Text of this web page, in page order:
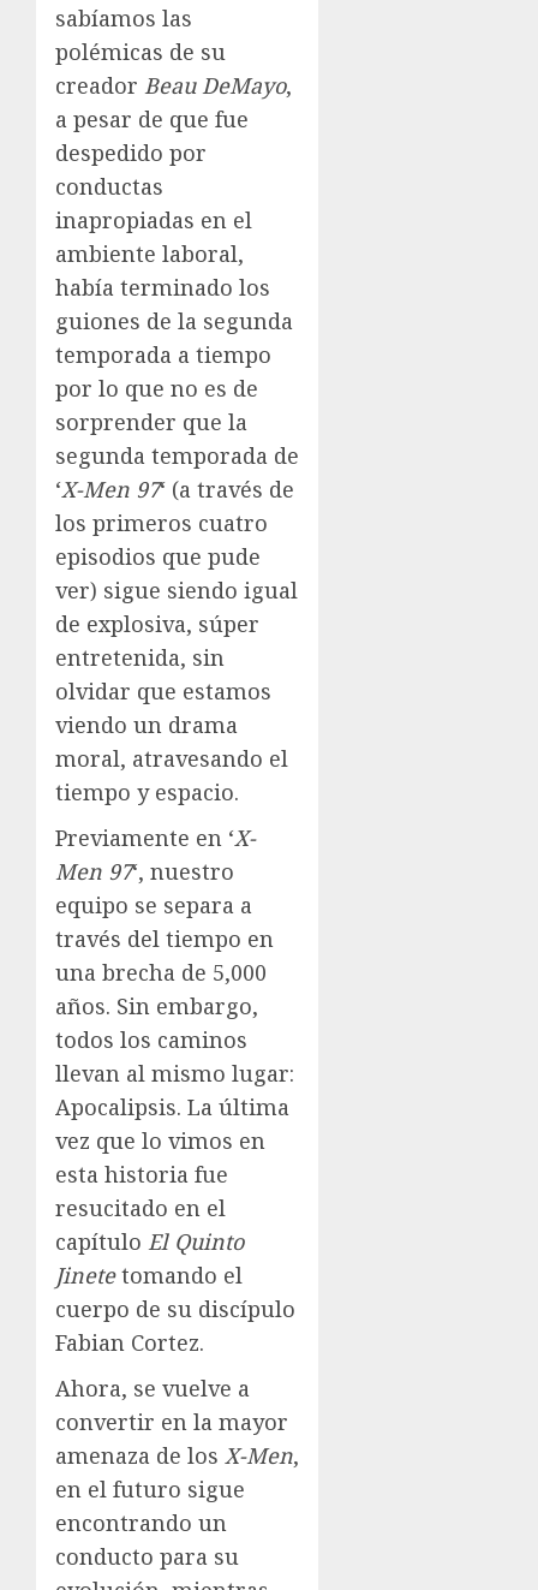
sabíamos las
polémicas de su
creador Beau DeMayo,
a pesar de que fue
despedido por
conductas
inapropiadas en el
ambiente laboral,
había terminado los
guiones de la segunda
temporada a tiempo
por lo que no es de
sorprender que la
segunda temporada de
‘X-Men 97‘ (a través de
los primeros cuatro
episodios que pude
ver) sigue siendo igual
de explosiva, súper
entretenida, sin
olvidar que estamos
viendo un drama
moral, atravesando el
tiempo y espacio.
Previamente en ‘X-
Men 97‘, nuestro
equipo se separa a
través del tiempo en
una brecha de 5,000
años. Sin embargo,
todos los caminos
llevan al mismo lugar:
Apocalipsis. La última
vez que lo vimos en
esta historia fue
resucitado en el
capítulo El Quinto
Jinetetomando el
cuerpo de su discípulo
Fabian Cortez.
Ahora, se vuelve a
convertir en la mayor
amenaza de los X-Men,
en el futuro sigue
encontrando un
conducto para su